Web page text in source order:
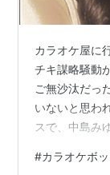
カラオケ屋に
チキ謀略騒動
ご無沙汰だっ
いないと思わ
スで、中島み
く妙な歌い方
#カラオケボ